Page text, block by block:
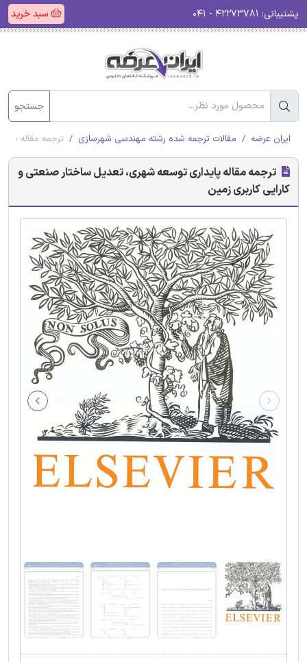
پشتیبانی: سبد خرید
جستجو
ایران عرضه مقالات ترجمه شده رشته مهندسی شهرسازی ترجمه مقاله
ترجمه مقاله پایداری توسعه شهری، تعدیل ساختار صنعتی و
کارایی کاربری زمین